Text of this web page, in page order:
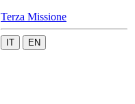
Terza Missione
IT EN